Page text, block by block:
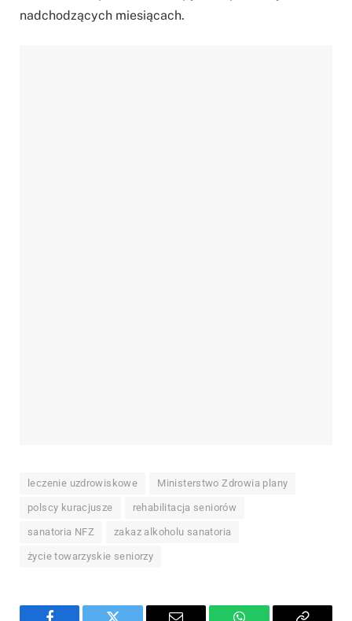
nadchodzących miesiącach.
leczenie uzdrowiskowe Ministerstwo Zdrowia plany
polscy kuracjusze rehabilitacja seniorów
sanatoria NFZ zakaz alkoholu sanatoria
życie towarzyskie seniorzy